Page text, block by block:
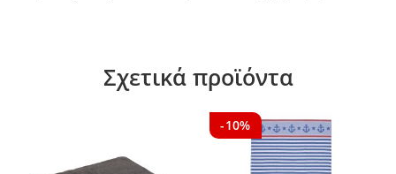
Σχετικά προϊόντα
-10%